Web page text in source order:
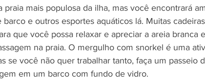
praia mais populosa da ilha, mas você encontrará
barco e outros esportes aquáticos lá. Muitas
que você possa relaxar e apreciar a areia branca
na praia. O mergulho com snorkel é uma
se você não quer trabalhar tanto, faça um passeio
em um barco com fundo de vidro.